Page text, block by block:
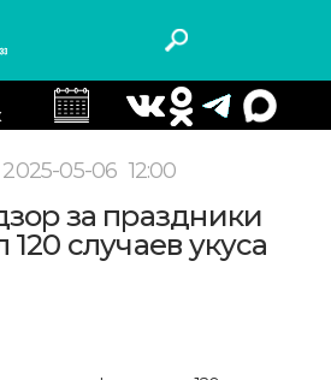
2025-05-06 12:00
за праздники
случаев укуса